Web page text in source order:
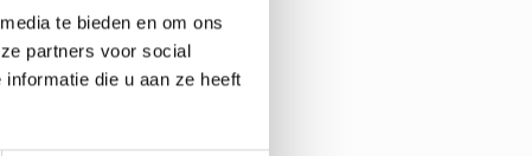
te bieden en om ons
partners voor social
die u aan ze heeft